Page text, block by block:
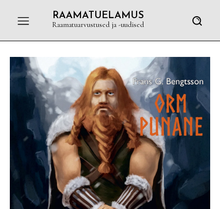
RAAMATUELAMUS
Raamatuarvustused ja -uudised